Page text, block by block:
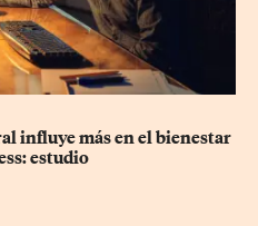
influye más en el bienestar
estudio